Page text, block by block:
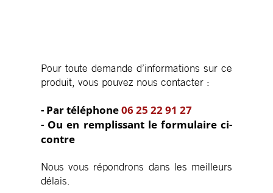
Pour toute demande d’informations sur ce
produit, vous pouvez nous contacter :
- Par téléphone06 25 22 91 27
- Ou en remplissant le formulaire ci-
contre
Nous vous répondrons dans les meilleurs
délais.